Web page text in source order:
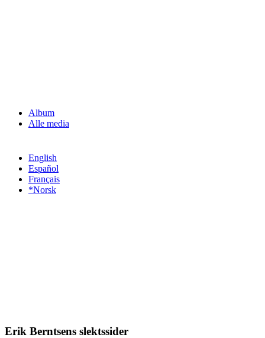
Album
Alle media
English
Español
Français
*Norsk
Erik Berntsens slektssider